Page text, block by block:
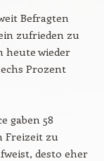
Befragten
zufrieden zu
heute wieder
Prozent
gaben 58
Freizeit zu
desto eher